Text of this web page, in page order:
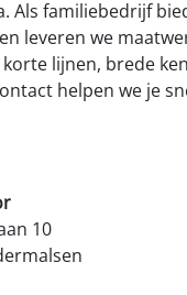
Als familiebedrijf
leveren we
lijnen, brede
helpen we je
10